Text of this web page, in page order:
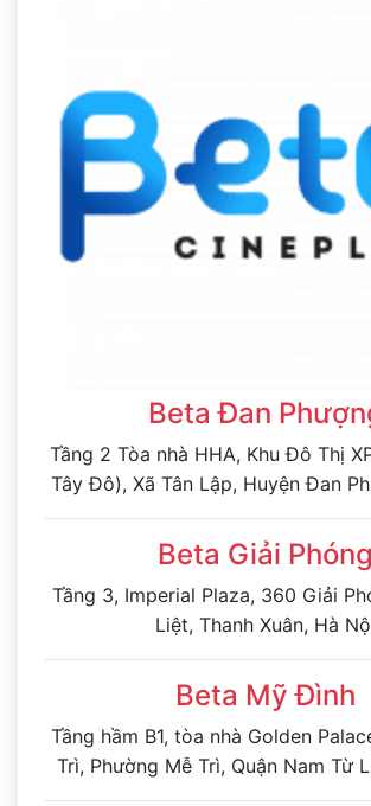
Beta Đan
Tầng 2 Tòa nhà HHA, Khu Đô Thị
Tây Đô), Xã Tân Lập, Huyện Đan
Nội
Beta Giải Phóng
Tầng 3, Imperial Plaza, 360 Giải
Liệt, Thanh Xuân, Hà
Beta Mỹ Đình
Tầng hầm B1, tòa nhà Golden
Trì, Phường Mễ Trì, Quận Nam Từ